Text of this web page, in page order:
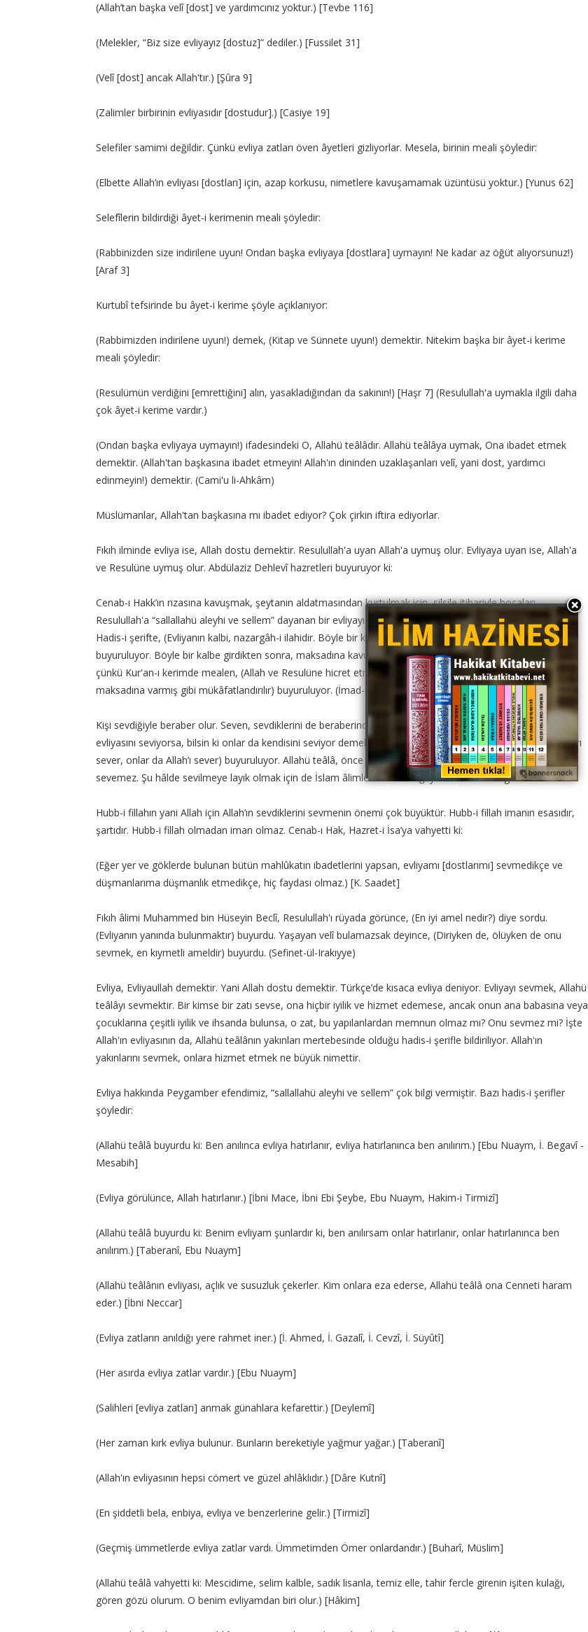
(Allah’tan başka velî [dost] ve yardımcınız yoktur.) [Tevbe 116]
(Melekler, “Biz size evliyayız [dostuz]” dediler.) [Fussilet 31]
(Velî [dost] ancak Allah'tır.) [Şûra 9]
(Zalimler birbirinin evliyasıdır [dostudur].) [Casiye 19]
Selefiler samimi değildir. Çünkü evliya zatları öven âyetleri gizliyorlar. Mesela, birinin meali şöyledir:
(Elbette Allah’ın evliyası [dostları] için, azap korkusu, nimetlere kavuşamamak üzüntüsü yoktur.) [Yunus 62]
Selefîlerin bildirdiği âyet-i kerimenin meali şöyledir:
(Rabbinizden size indirilene uyun! Ondan başka evliyaya [dostlara] uymayın! Ne kadar az öğüt alıyorsunuz!)
[Araf 3]
Kurtubî tefsirinde bu âyet-i kerime şöyle açıklanıyor:
(Rabbimizden indirilene uyun!) demek, (Kitap ve Sünnete uyun!) demektir. Nitekim başka bir âyet-i kerime
meali şöyledir:
(Resulümün verdiğini [emrettiğini] alın, yasakladığından da sakının!) [Haşr 7] (Resulullah'a uymakla ilgili daha
çok âyet-i kerime vardır.)
(Ondan başka evliyaya uymayın!) ifadesindeki O, Allahü teâlâdır. Allahü teâlâya uymak, Ona ibadet etmek
demektir. (Allah'tan başkasına ibadet etmeyin! Allah'ın dininden uzaklaşanları velî, yani dost, yardımcı
edinmeyin!) demektir. (Cami'u li-Ahkâm)
Müslümanlar, Allah'tan başkasına mı ibadet ediyor? Çok çirkin iftira ediyorlar.
Fıkıh ilminde evliya ise, Allah dostu demektir. Resulullah'a uyan Allah'a uymuş olur. Evliyaya uyan ise, Allah'a
ve Resulüne uymuş olur. Abdülaziz Dehlevî hazretleri buyuruyor ki:
Cenab-ı Hakk’ın rızasına kavuşmak, şeytanın aldatmasından kurtulmak için, silsile itibariyle hocaları
Resulullah'a “sallallahü aleyhi ve sellem” dayanan bir evliyayı sevmek, onun tarafından sevilmek gerekir.
Hadis-i şerifte, (Evliyanın kalbi, nazargâh-i ilahidir. Böyle bir kalbde bulunana Hak teâlâ rahmet eder)
buyuruluyor. Böyle bir kalbe girdikten sonra, maksadına kavuşmadan ölen kimse, kurtuluşa ermiş demektir,
çünkü Kur'an-ı kerimde mealen, (Allah ve Resulüne hicret etmek üzere evinden ayrılıp yoldayken ölen,
maksadına varmış gibi mükâfatlandırılır) buyuruluyor. (İmad-ül-İslam)
Kişi sevdiğiyle beraber olur. Seven, sevdiklerini de beraberinde götürür. Bir kimse, Allah’ı, Onun Resulünü ve
evliyasını seviyorsa, bilsin ki onlar da kendisini seviyor demektir. Çünkü Kur'an-ı kerimde mealen, (Allah onları
sever, onlar da Allah’ı sever) buyuruluyor. Allahü teâlâ, önce kendi sevgisini bildirmiştir. Yani sevilmeyen
sevemez. Şu hâlde sevilmeye layık olmak için de İslam âlimlerinin bildirdiği yolda bulunmak gerekir.
Hubb-i fillahın yani Allah için Allah’ın sevdiklerini sevmenin önemi çok büyüktür. Hubb-i fillah imanın esasıdır,
şartıdır. Hubb-i fillah olmadan iman olmaz. Cenab-ı Hak, Hazret-i İsa’ya vahyetti ki:
(Eğer yer ve göklerde bulunan bütün mahlûkatın ibadetlerini yapsan, evliyamı [dostlarımı] sevmedikçe ve
düşmanlarıma düşmanlık etmedikçe, hiç faydası olmaz.) [K. Saadet]
Fıkıh âlimi Muhammed bin Hüseyin Beclî, Resulullah'ı rüyada görünce, (En iyi amel nedir?) diye sordu.
(Evliyanın yanında bulunmaktır) buyurdu. Yaşayan velî bulamazsak deyince, (Diriyken de, ölüyken de onu
sevmek, en kıymetli ameldir) buyurdu. (Sefinet-ül-Irakıyye)
Evliya, Evliyaullah demektir. Yani Allah dostu demektir. Türkçe’de kısaca evliya deniyor. Evliyayı sevmek, Allahü
teâlâyı sevmektir. Bir kimse bir zatı sevse, ona hiçbir iyilik ve hizmet edemese, ancak onun ana babasına veya
çocuklarına çeşitli iyilik ve ihsanda bulunsa, o zat, bu yapılanlardan memnun olmaz mı? Onu sevmez mi? İşte
Allah'ın evliyasının da, Allahü teâlânın yakınları mertebesinde olduğu hadis-i şerifle bildiriliyor. Allah'ın
yakınlarını sevmek, onlara hizmet etmek ne büyük nimettir.
Evliya hakkında Peygamber efendimiz, “sallallahü aleyhi ve sellem” çok bilgi vermiştir. Bazı hadis-i şerifler
şöyledir:
(Allahü teâlâ buyurdu ki: Ben anılınca evliya hatırlanır, evliya hatırlanınca ben anılırım.) [Ebu Nuaym, İ. Begavî -
Mesabih]
(Evliya görülünce, Allah hatırlanır.) [İbni Mace, İbni Ebi Şeybe, Ebu Nuaym, Hakim-i Tirmizî]
(Allahü teâlâ buyurdu ki: Benim evliyam şunlardır ki, ben anılırsam onlar hatırlanır, onlar hatırlanınca ben
anılırım.) [Taberanî, Ebu Nuaym]
(Allahü teâlânın evliyası, açlık ve susuzluk çekerler. Kim onlara eza ederse, Allahü teâlâ ona Cenneti haram
eder.) [İbni Neccar]
(Evliya zatların anıldığı yere rahmet iner.) [İ. Ahmed, İ. Gazalî, İ. Cevzî, İ. Süyûtî]
(Her asırda evliya zatlar vardır.) [Ebu Nuaym]
(Salihleri [evliya zatları] anmak günahlara kefarettir.) [Deylemî]
(Her zaman kırk evliya bulunur. Bunların bereketiyle yağmur yağar.) [Taberanî]
(Allah'ın evliyasının hepsi cömert ve güzel ahlâklıdır.) [Dâre Kutnî]
(En şiddetli bela, enbiya, evliya ve benzerlerine gelir.) [Tirmizî]
(Geçmiş ümmetlerde evliya zatlar vardı. Ümmetimden Ömer onlardandır.) [Buharî, Müslim]
(Allahü teâlâ vahyetti ki: Mescidime, selim kalble, sadık lisanla, temiz elle, tahir fercle girenin işiten kulağı,
gören gözü olurum. O benim evliyamdan biri olur.) [Hâkim]